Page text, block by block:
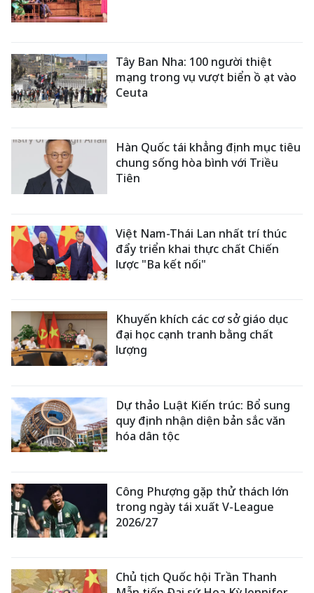
Tây Ban Nha: 100 người thiệt
mạng trong vụ vượt biển ồ ạt vào
Ceuta
Hàn Quốc tái khẳng định mục tiêu
chung sống hòa bình với Triều
Tiên
Việt Nam-Thái Lan nhất trí thúc
đẩy triển khai thực chất Chiến
lược "Ba kết nối"
Khuyến khích các cơ sở giáo dục
đại học cạnh tranh bằng chất
lượng
Dự thảo Luật Kiến trúc: Bổ sung
quy định nhận diện bản sắc văn
hóa dân tộc
Công Phượng gặp thử thách lớn
trong ngày tái xuất V-League
2026/27
Chủ tịch Quốc hội Trần Thanh